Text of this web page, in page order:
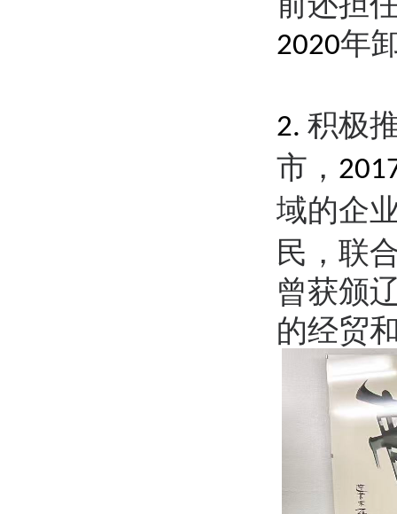
2020年
2. 积极
市，
域的企
民，联
曾获颁
的经贸